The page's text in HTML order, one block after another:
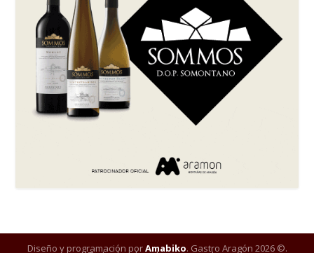
Diseño y programación porAmabiko. Gastro Aragón 2026 ©.